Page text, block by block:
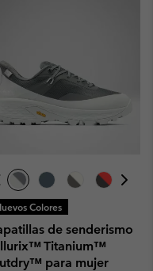
Colores
de senderismo
Titanium™
para mujer